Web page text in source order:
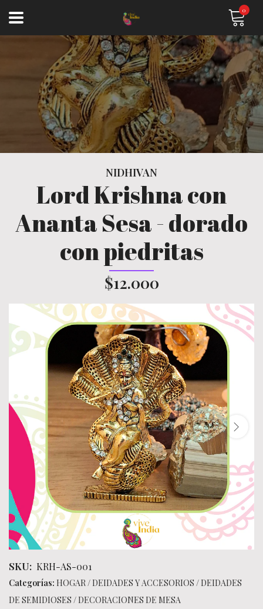
0
NIDHIVAN
Lord Krishna con
Ananta Sesa - dorado
con piedritas
$12.000
SKU: KRH-AS-001
Categorías: HOGAR/DEIDADES Y ACCESORIOS /DEIDADES
DE SEMIDIOSES /DECORACIONES DE MESA